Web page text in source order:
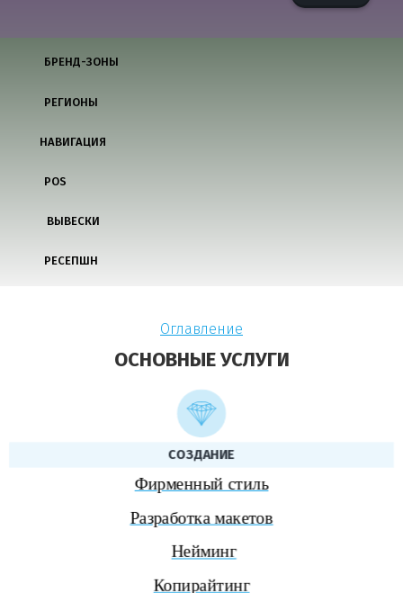
БРЕНД-ЗОНЫ
РЕГИОНЫ
НАВИГАЦИЯ
POS
ВЫВЕСКИ
РЕСЕПШН
Оглавление
ОСНОВНЫЕ УСЛУГИ
СОЗДАНИЕ
Фирменный стиль
Разработка макетов
Нейминг
Копирайтинг